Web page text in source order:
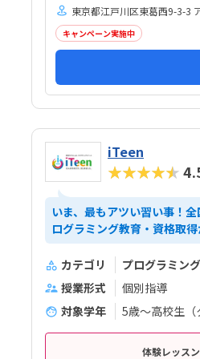
た。東京都江戸川区東葛西9-3-3
キャンペーン実施中
iTeen
★★★★★
いま、最もアツい習い事！
ログラミング教育・資格取
カテゴリ
プログラミン
授業形式
個別指導
対象学年
5歳～高校生（
体験レッス